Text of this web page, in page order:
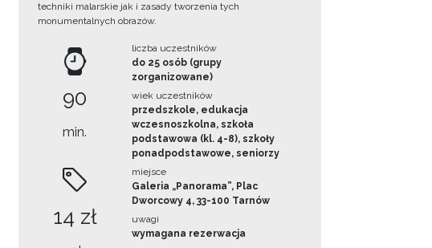
techniki malarskie jak i zasady tworzenia tych
monumentalnych obrazów.
90
min.
14 zł
liczba uczestników
do 25 osób (grupy
zorganizowane)
wiek uczestników
przedszkole, edukacja
wczesnoszkolna, szkoła
podstawowa (kl. 4-8), szkoły
ponadpodstawowe, seniorzy
miejsce
Galeria „Panorama”, Plac
Dworcowy 4, 33-100 Tarnów
uwagi
wymagana rezerwacja